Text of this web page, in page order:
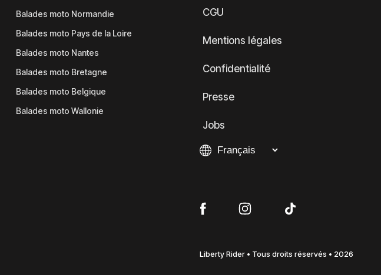
Balades moto Normandie
Balades moto Pays de la Loire
Balades moto Nantes
Balades moto Bretagne
Balades moto Belgique
Balades moto Wallonie
CGU
Mentions légales
Confidentialité
Presse
Jobs
Liberty Rider • Tous droits réservés • 2026